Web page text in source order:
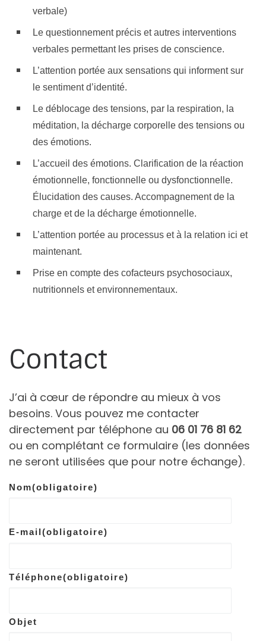
verbale)
Le questionnement précis et autres interventions
verbales permettant les prises de conscience.
L’attention portée aux sensations qui informent sur
le sentiment d’identité.
Le déblocage des tensions, par la respiration, la
méditation, la décharge corporelle des tensions ou
des émotions.
L’accueil des émotions. Clarification de la réaction
émotionnelle, fonctionnelle ou dysfonctionnelle.
Élucidation des causes. Accompagnement de la
charge et de la décharge émotionnelle.
L’attention portée au processus et à la relation ici et
maintenant.
Prise en compte des cofacteurs psychosociaux,
nutritionnels et environnementaux.
Contact
J’ai à cœur de répondre au mieux à vos
besoins. Vous pouvez me contacter
directement par téléphone au 06 01 76 81 62
ou en complétant ce formulaire (les données
ne seront utilisées que pour notre échange).
Nom(obligatoire)
E-mail(obligatoire)
Téléphone(obligatoire)
Objet